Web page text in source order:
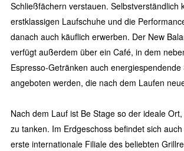
Schließfächern verstauen. Selbstverständlich
erstklassigen Laufschuhe und die
danach auch käuflich erwerben. Der New
verfügt außerdem über ein Café, in dem
Espresso-Getränken auch energiespendende
angeboten werden, die nach dem Laufen
Nach dem Lauf ist Be Stage so der ideale
zu tanken. Im Erdgeschoss befindet sich auch
erste internationale Filiale des beliebten